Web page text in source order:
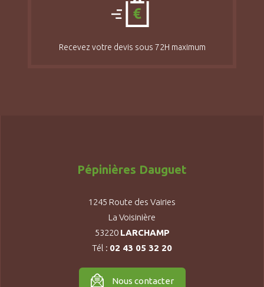
Recevez votre devis sous 72H maximum
Pépinières Dauguet
1245 Route des Vairies
La Voisinière
53220 LARCHAMP
Tél : 02 43 05 32 20
Nous contacter